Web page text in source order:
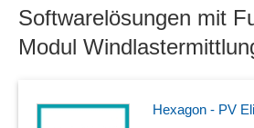
Softwarelösungen mit
Modul
Hexagon - PV